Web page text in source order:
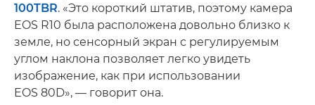
100TBR. «Это короткий штатив, поэтому камера
EOS R10 была расположена довольно близко к
земле, но сенсорный экран с регулируемым
углом наклона позволяет легко увидеть
изображение, как при использовании
EOS 80D», — говорит она.